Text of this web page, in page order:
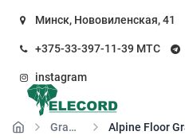
Минск, Нововиленская, 41
+375-33-397-11-39 МТС
instagram
Grand Sequoia